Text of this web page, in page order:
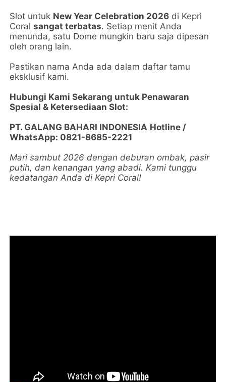
Slot untuk New Year Celebration 2026 di Kepri
Coralsangat terbatas. Setiap menit Anda
menunda, satu Dome mungkin baru saja dipesan
oleh orang lain.
Pastikan nama Anda ada dalam daftar tamu
eksklusif kami.
Hubungi Kami Sekarang untuk Penawaran
Spesial & Ketersediaan Slot:
PT. GALANG BAHARI INDONESIA Hotline /
WhatsApp: 0821-8685-2221
Mari sambut 2026 dengan deburan ombak, pasir
putih, dan kenangan yang abadi. Kami tunggu
kedatangan Anda di Kepri Coral!